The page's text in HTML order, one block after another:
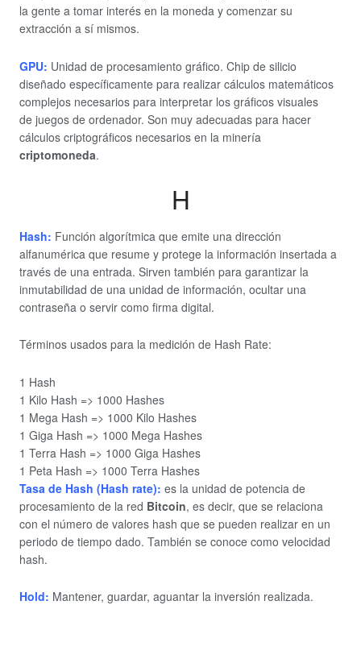
la gente a tomar interés en la moneda y comenzar su
extracción a sí mismos.
GPU: Unidad de procesamiento gráfico. Chip de silicio
diseñado específicamente para realizar cálculos matemáticos
complejos necesarios para interpretar los gráficos visuales
de juegos de ordenador. Son muy adecuadas para hacer
cálculos criptográficos necesarios en la minería
criptomoneda.
H
Hash: Función algorítmica que emite una dirección
alfanumérica que resume y protege la información insertada a
través de una entrada. Sirven también para garantizar la
inmutabilidad de una unidad de información, ocultar una
contraseña o servir como firma digital.
Términos usados para la medición de Hash Rate:
1 Hash
1 Kilo Hash => 1000 Hashes
1 Mega Hash => 1000 Kilo Hashes
1 Giga Hash => 1000 Mega Hashes
1 Terra Hash => 1000 Giga Hashes
1 Peta Hash => 1000 Terra Hashes
Tasa de Hash (Hash rate): es la unidad de potencia de
procesamiento de la red Bitcoin, es decir, que se relaciona
con el número de valores hash que se pueden realizar en un
periodo de tiempo dado. También se conoce como velocidad
hash.
Hold: Mantener, guardar, aguantar la inversión realizada.